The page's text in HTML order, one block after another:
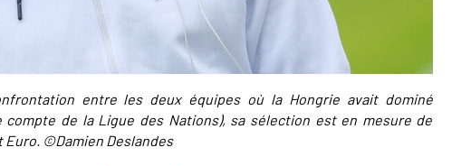
entre les deux équipes où la Hongrie avait dominé
compte de la Ligue des Nations), sa sélection est en mesure de
©Damien Deslandes